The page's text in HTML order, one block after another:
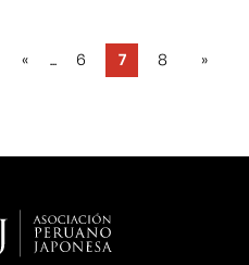
« ... 6 7 8 »